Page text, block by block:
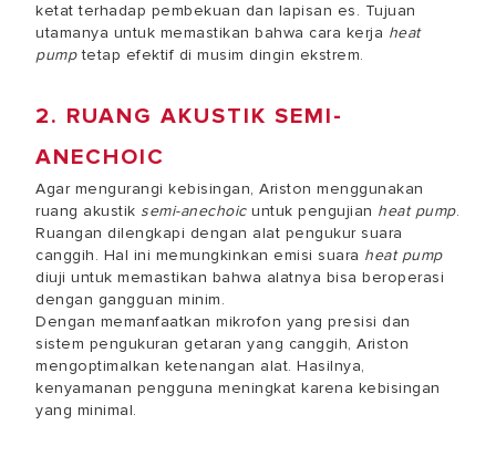
ketat terhadap pembekuan dan lapisan es. Tujuan
utamanya untuk memastikan bahwa cara kerja heat
pumptetap efektif di musim dingin ekstrem.
2. RUANG AKUSTIK SEMI-
ANECHOIC
Agar mengurangi kebisingan, Ariston menggunakan
ruang akustik semi-anechoicuntuk pengujian heat pump.
Ruangan dilengkapi dengan alat pengukur suara
canggih. Hal ini memungkinkan emisi suara heat pump
diuji untuk memastikan bahwa alatnya bisa beroperasi
dengan gangguan minim.
Dengan memanfaatkan mikrofon yang presisi dan
sistem pengukuran getaran yang canggih, Ariston
mengoptimalkan ketenangan alat. Hasilnya,
kenyamanan pengguna meningkat karena kebisingan
yang minimal.